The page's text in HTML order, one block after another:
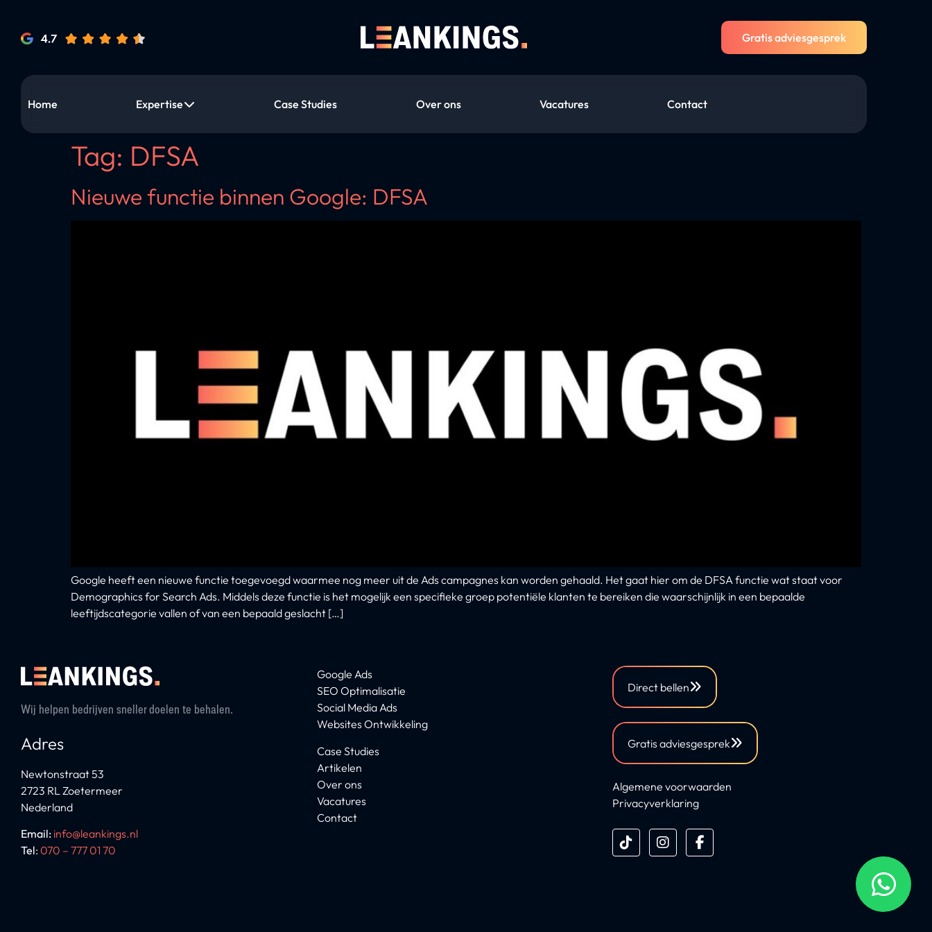
Gratis adviesgesprek
Home Expertise Case Studies Over ons Vacatures Contact
Tag: DFSA
Nieuwe functie binnen Google: DFSA
Google heeft een nieuwe functie toegevoegd waarmee nog meer uit de Ads campagnes kan worden gehaald. Het gaat hier om de DFSA functie wat staat voor
Demographics for Search Ads. Middels deze functie is het mogelijk een specifieke groep potentiële klanten te bereiken die waarschijnlijk in een bepaalde
leeftijdscategorie vallen of van een bepaald geslacht […]
Wij helpen bedrijven sneller doelen te behalen.
Adres
Newtonstraat 53
2723 RL Zoetermeer
Nederland
Email: info@leankings.nl
Tel: 070 – 777 01 70
Google Ads
SEO Optimalisatie
Social Media Ads
Websites Ontwikkeling
Case Studies
Artikelen
Over ons
Vacatures
Contact
Direct bellen
Gratis adviesgesprek
Algemene voorwaarden
Privacyverklaring